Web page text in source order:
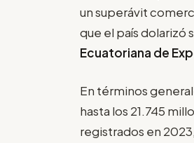
un superávit
que el país dolarizó
Ecuatoriana de
En términos
hasta los 21.745
registrados en